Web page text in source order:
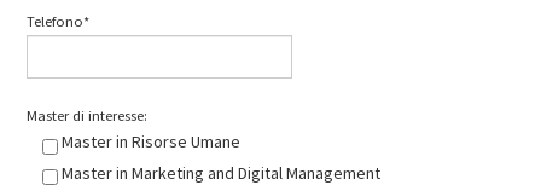
Telefono*
Master di interesse:
Master in Risorse Umane
Master in Marketing and Digital Management